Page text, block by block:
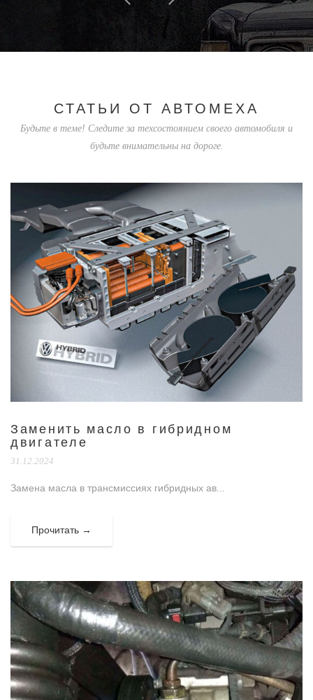
СТАТЬИ ОТ АВТОМЕХА
Будьте в теме! Следите за техсостоянием своего автомобиля и
будьте внимательны на дороге.
Заменить масло в гибридном
двигателе
31.12.2024
Замена масла в трансмиссиях гибридных ав...
Прочитать →